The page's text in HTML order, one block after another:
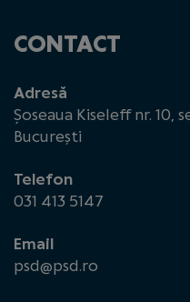
CONTACT
Adresă
Șoseaua Kiseleff nr. 10,
București
Telefon
031 413 5147
Email
psd@psd.ro